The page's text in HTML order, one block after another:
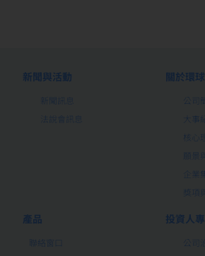
新聞與活動
新聞訊息
法說會訊息
關於環
公司
大事紀
核心
願景
企業
獎項
產品
聯絡窗口
投資人
公司